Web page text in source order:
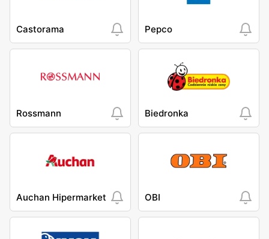
Castorama Pepco
Rossmann Biedronka
Auchan Hipermarket OBI